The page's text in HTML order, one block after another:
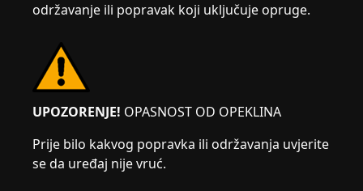
održavanje ili popravak koji uključuje opruge.
UPOZORENJE! OPASNOST OD OPEKLINA
Prije bilo kakvog popravka ili održavanja uvjerite
se da uređaj nije vruć.